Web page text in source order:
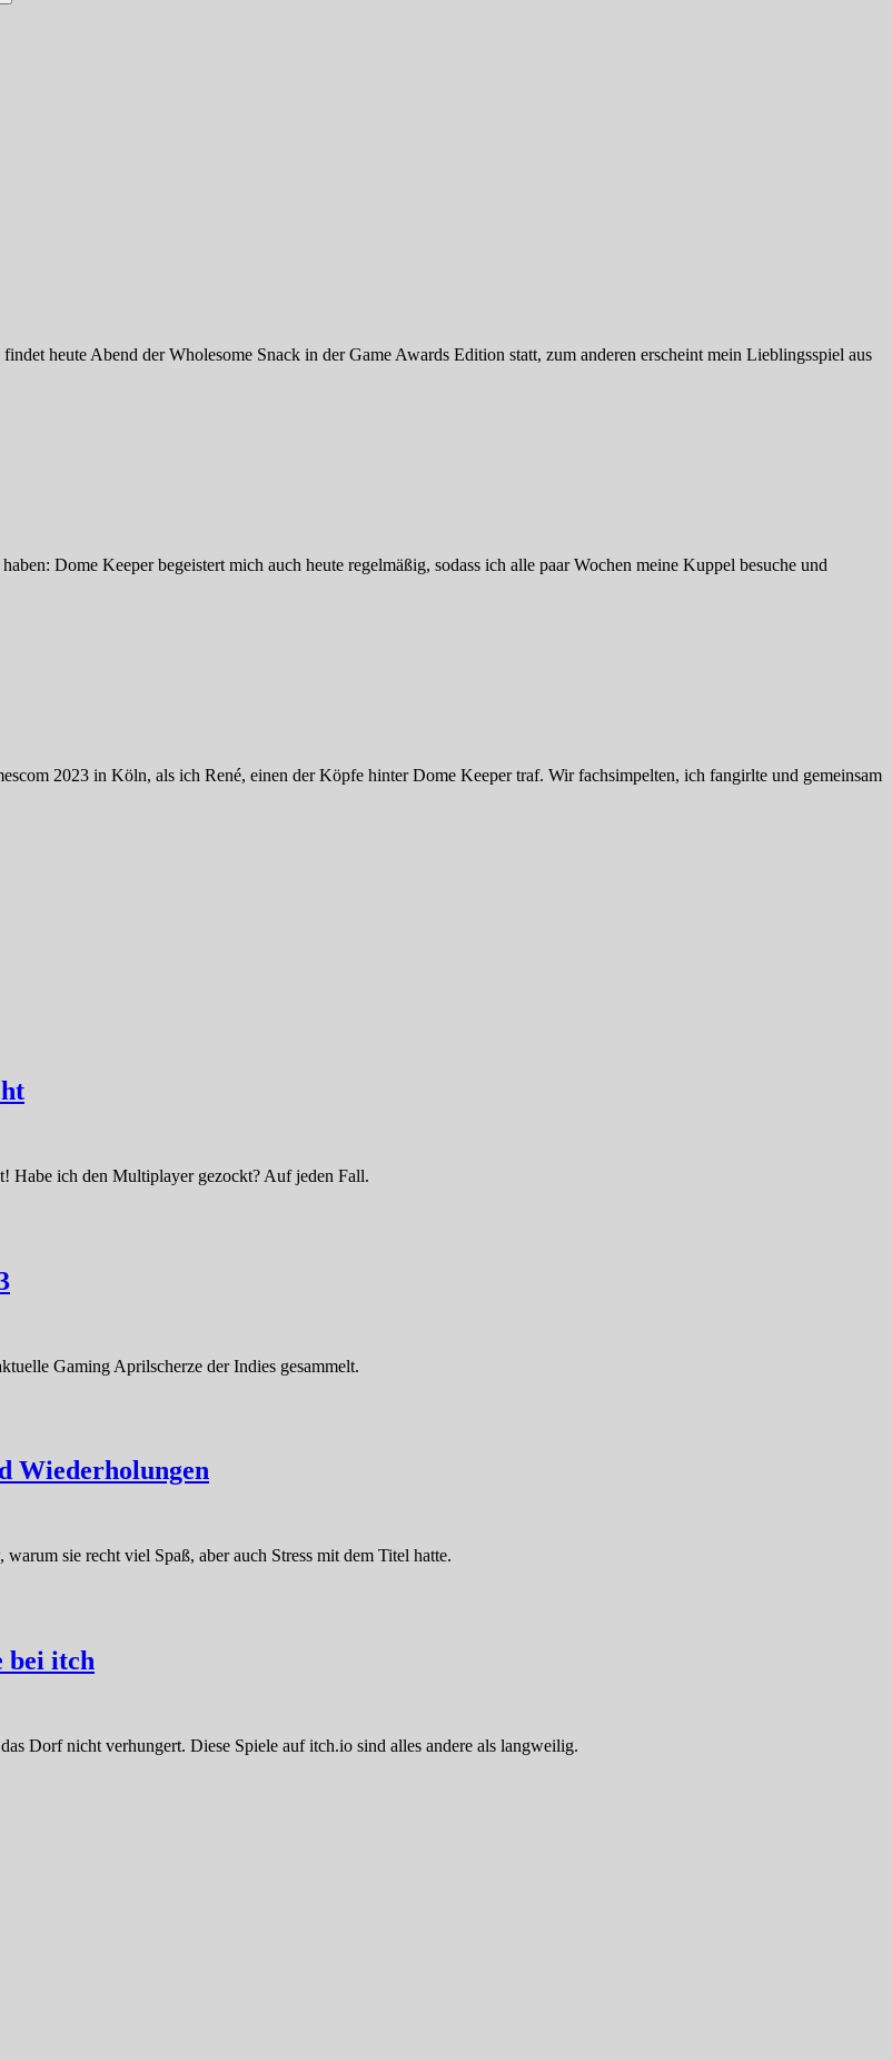
heute Abend der Wholesome Snack in der Game Awards Edition statt, zum anderen erscheint mein Lieblingsspiel aus
Dome Keeper begeistert mich auch heute regelmäßig, sodass ich alle paar Wochen meine Kuppel besuche und
2023 in Köln, als ich René, einen der Köpfe hinter Dome Keeper traf. Wir fachsimpelten, ich fangirlte und gemeinsam
Habe ich den Multiplayer gezockt? Auf jeden Fall.
Gaming Aprilscherze der Indies gesammelt.
Wiederholungen
sie recht viel Spaß, aber auch Stress mit dem Titel hatte.
bei itch
Dorf nicht verhungert. Diese Spiele auf itch.io sind alles andere als langweilig.